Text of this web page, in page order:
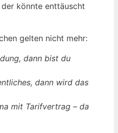
könnte enttäuscht
gelten nicht mehr:
dann bist du
dann wird das
mit Tarifvertrag – da